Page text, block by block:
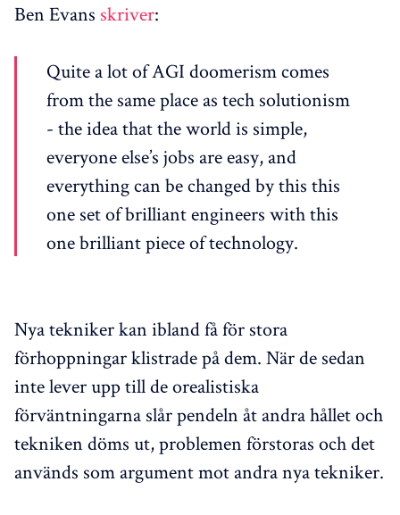
Ben Evans skriver:
Quite a lot of AGI doomerism comes
from the same place as tech solutionism
- the idea that the world is simple,
everyone else’s jobs are easy, and
everything can be changed by this this
one set of brilliant engineers with this
one brilliant piece of technology.
Nya tekniker kan ibland få för stora
förhoppningar klistrade på dem. När de sedan
inte lever upp till de orealistiska
förväntningarna slår pendeln åt andra hållet och
tekniken döms ut, problemen förstoras och det
används som argument mot andra nya tekniker.